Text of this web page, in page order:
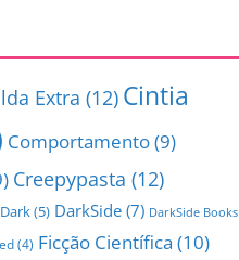
Extra (12) Cintia
Comportamento(9)
Creepypasta (12)
Dark(5) DarkSide (7) DarkSide Books
(4) Ficção Científica (10)